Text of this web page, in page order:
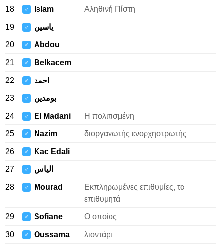
18 ♂ Islam Αληθινή Πίστη
19 ♂ ياسين
20 ♂ Abdou
21 ♂ Belkacem
22 ♂ احمد
23 ♂ بومدين
24 ♂ El Madani Η πολιτισμένη
25 ♂ Nazim διοργανωτής ενορχηστρωτής
26 ♂ Kac Edali
27 ♂ الياس
28 ♂ Mourad
Εκπληρωμένες επιθυμίες, τα
επιθυμητά
29 ♂ Sofiane Ο οποίος
30 ♂ Oussama λιοντάρι